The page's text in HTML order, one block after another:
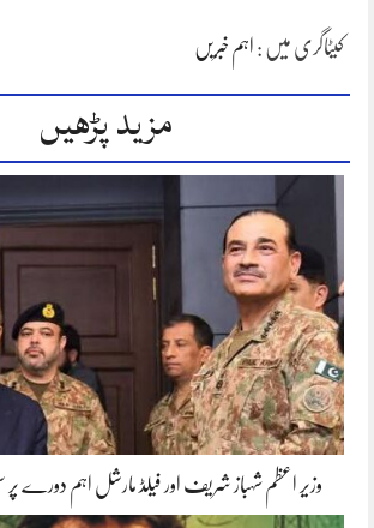
کیٹاگری میں : اہم خبریں
مزید پڑھیں
وزیر اعظم شہباز شریف اور فیلڈ مارشل اہم دورے